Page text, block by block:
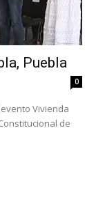
Puebla
0
Vivienda
de